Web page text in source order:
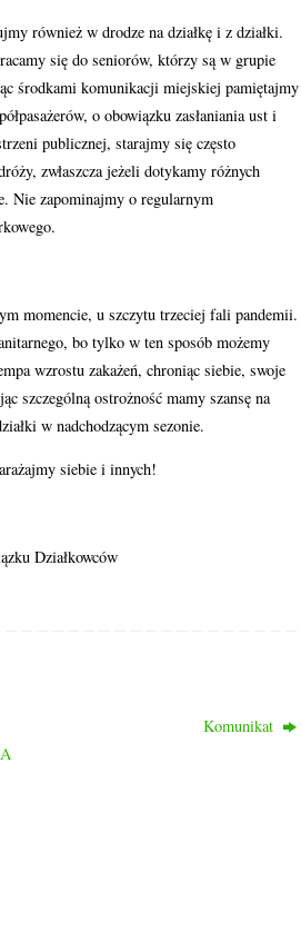
również w drodze na działkę i z działki.
się do seniorów, którzy są w grupie
środkami komunikacji miejskiej pamiętajmy
o obowiązku zasłaniania ust i
publicznej, starajmy się często
zwłaszcza jeżeli dotykamy różnych
Nie zapominajmy o regularnym
momencie, u szczytu trzeciej fali pandemii.
bo tylko w ten sposób możemy
wzrostu zakażeń, chroniąc siebie, swoje
szczególną ostrożność mamy szansę na
w nadchodzącym sezonie.
siebie i innych!
Działkowców
Komunikat